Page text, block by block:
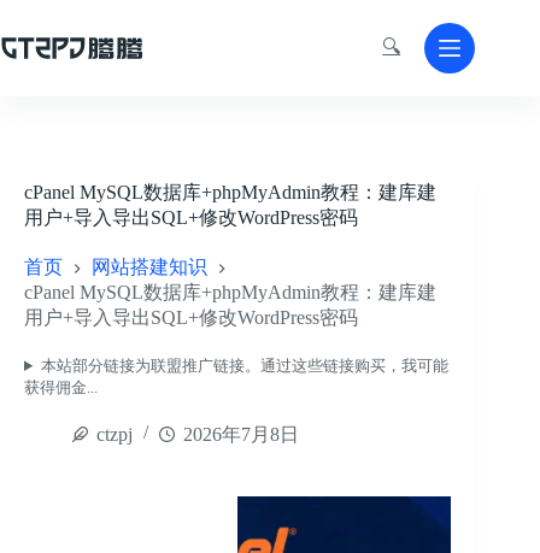
至
内
🔍
cPanel MySQL数据库+phpMyAdmin教程：建库建
用户+导入导出SQL+修改WordPress密码
首页
网站搭建知识
cPanel MySQL数据库+phpMyAdmin教程：建库建
用户+导入导出SQL+修改WordPress密码
本站部分链接为联盟推广链接。通过这些链接购买，我可能
获得佣金...
ctzpj 2026年7月8日